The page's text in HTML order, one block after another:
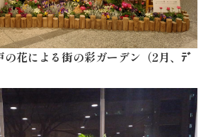
の花による街の彩ガーデン（2月、ﾃﾞ